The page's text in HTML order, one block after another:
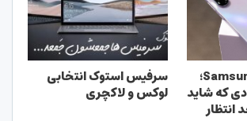
Samsung Galaxy A26؛
که شاید
انتظار
سرفیس استوک انتخابی
لوکس و لاکچری